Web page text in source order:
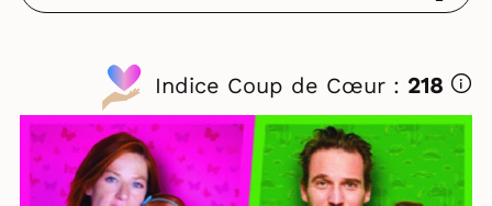
Indice Coup de Cœur : 218